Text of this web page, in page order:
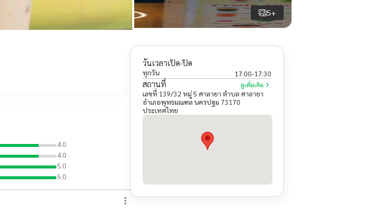
5+
4.0
4.0
5.0
5.0
วันเวลาเปิด-ปิด
ทุกวัน 17:00-17:30
สถานที่ ดูเพิ่มเติม
เลขที่ 139/32 หมู่ 5 ศาลายา ตำบล ศาลายา
อำเภอพุทธมณฑล นครปฐม 73170
ประเทศไทย